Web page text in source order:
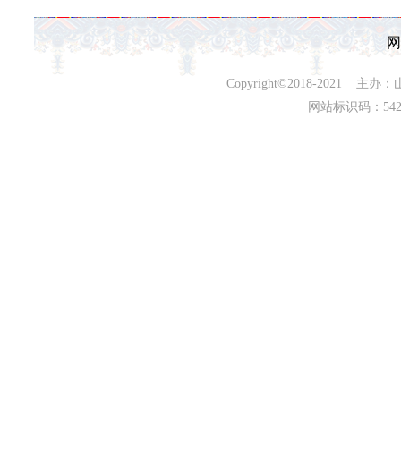
Copyright©2018-2021 主办：
网站标识码：